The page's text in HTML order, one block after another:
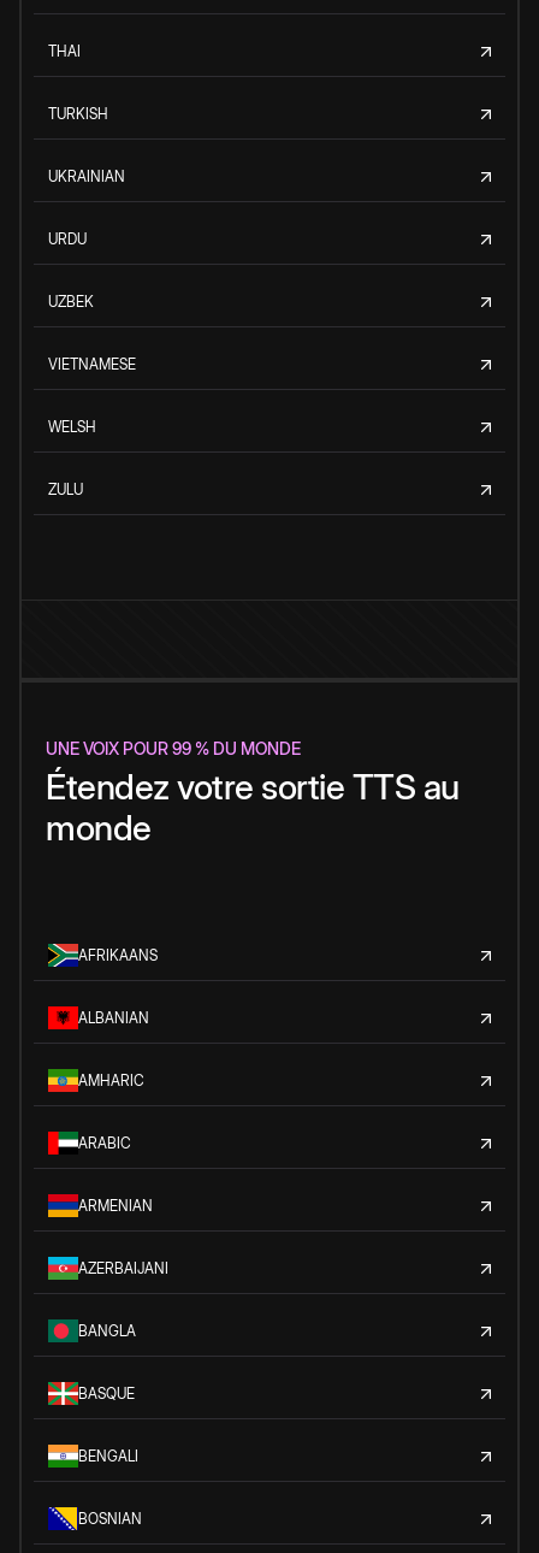
THAI
TURKISH
UKRAINIAN
URDU
UZBEK
VIETNAMESE
WELSH
ZULU
UNE VOIX POUR 99 % DU MONDE
Étendez votre sortie TTS au
monde
AFRIKAANS
ALBANIAN
AMHARIC
ARABIC
ARMENIAN
AZERBAIJANI
BANGLA
BASQUE
BENGALI
BOSNIAN